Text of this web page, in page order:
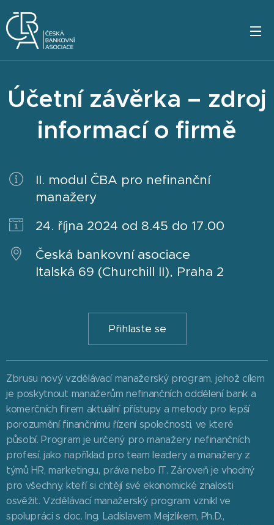
Účetní závěrka – zdroj
informací o firmě
II. modul ČBA pro nefinanční
manažery
24. října 2024 od 8.45 do 17.00
Česká bankovní asociace
Italská 69 (Churchill II), Praha 2
Přihlaste se
Zbrusu nový vzdělávací manažerský program, jehož cílem
je poskytnout manažerům nefinančních oddělení bank a
komerčních firem aktuální přístupy a metody pro lepší
porozumění finančnímu řízení společnosti, ve které
působí. Program je určený pro manažery nefinančních
profesí, jako například pro team leadery a manažery z
týmů HR, marketingu, práva nebo IT. Zároveň je vhodný
pro všechny, kteří si chtějí své ekonomické znalosti
osvěžit. Vzdělávací manažerský program vznikl ve
spolupráci s doc. Ing. Ladislavem Mejzlíkem, Ph.D.,